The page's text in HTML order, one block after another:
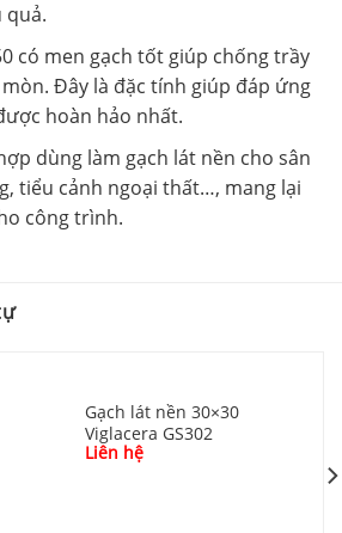
quả.
có men gạch tốt giúp chống trầy
Đây là đặc tính giúp đáp ứng
hoàn hảo nhất.
dùng làm gạch lát nền cho sân
tiểu cảnh ngoại thất…, mang lại
công trình.
Gạch lát nền 30×30
Viglacera GS302
Liên hệ